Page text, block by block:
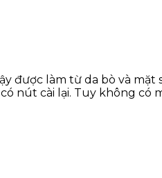
được làm từ da bò và
nút cài lại. Tuy không có